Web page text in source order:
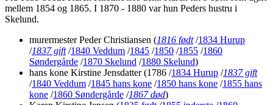
mellem 1854 og 1865. I 1870 - 1880 var hun Peders hustru i
Skelund.
murermester Peder Christiansen (1816 født/1834 Hurup
/1837 gift/1840 Veddum /1845 /1850 /1855 /1860
Søndergårde /1870 Skelund /1880 Skelund)
hans kone Kirstine Jensdatter(1786 /1834 Hurup /1837 gift
/1840 Veddum /1845 hans kone /1850 hans kone /1855 hans
kone /1860 Søndergårde /1867 død)